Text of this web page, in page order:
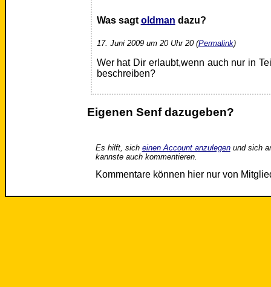
Was sagt oldman dazu?
17. Juni 2009 um 20 Uhr 20 (Permalink)
Wer hat Dir erlaubt,wenn auch nur in
beschreiben?
Eigenen Senf dazugeben?
Es hilft, sich einen Account anzulegenund sich
kannste auch kommentieren.
Kommentare können hier nur von